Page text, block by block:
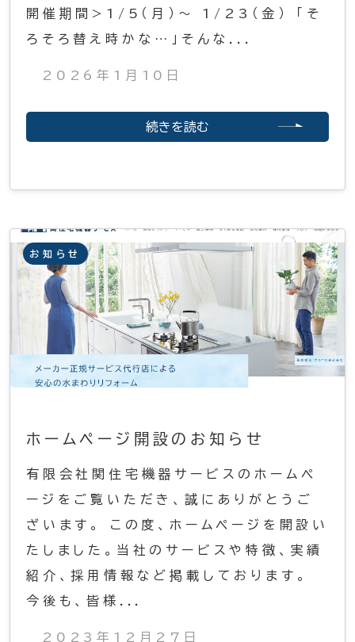
開催期間>1/5（月）〜 1/23（金） 「そ
ろそろ替え時かな…」そんな...
2026年1月10日
続きを読む
お知らせ
ホームページ開設のお知らせ
有限会社関住宅機器サービスのホームペ
ージをご覧いただき、誠にありがとうご
ざいます。 この度、ホームページを開設い
たしました。当社のサービスや特徴、実績
紹介、採用情報など掲載しております。
今後も、皆様...
2023年12月27日